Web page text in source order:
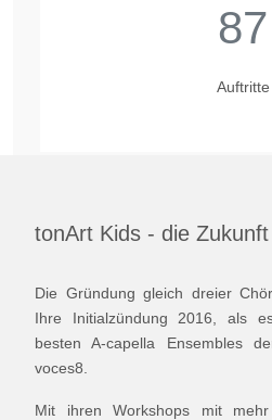
87
Auftritte
tonArt Kids - die
Die Gründung gleich dreier
Ihre Initialzündung 2016, als
besten A-capella Ensembles
voces8.
Mit ihren Workshops mit